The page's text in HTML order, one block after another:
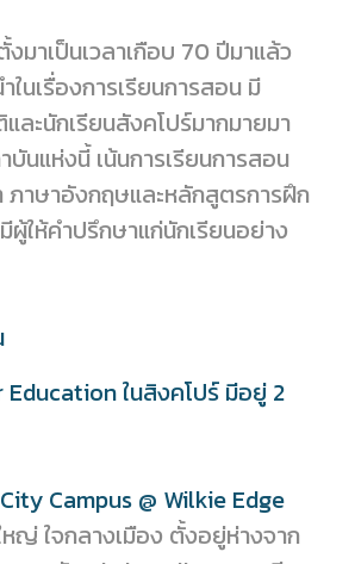
มาเป็นเวลาเกือบ 70 ปีมาแล้ว
ในเรื่องการเรียนการสอน มี
ละนักเรียนสังคโปร์มากมายมา
นแห่งนี้ เน้นการเรียนการสอน
าษาอังกฤษและหลักสูตรการฝึก
ให้คำปรึกษาแก่นักเรียนอย่าง
Education ในสิงคโปร์ มีอยู่ 2
Campus @ Wilkie Edge
ญ่ ใจกลางเมือง ตั้งอยู่ห่างจาก